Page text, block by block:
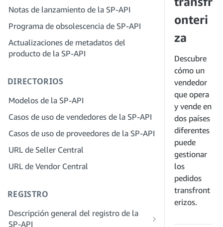
Paso 4: Registra una aplicación de
entorno aislado
Paso 5: Realiza tu primera llamada al
entorno aislado de la SP-API
autorización
Paso 7: Registra tu aplicación de
producción
Paso 9: Prueba tu aplicación
Paso 10: Incluye tu solicitud
servicios
Paso 2: Crea una cuenta en el portal de
proveedores de soluciones para tu
empresa
Paso 3: Verifica tu identidad
de tu empresa
Paso 5: Solicita roles en Seller Central
Paso 6: Invita a los empleados a tu
cuenta
Paso 7: Conéctate con los vendedores
Paso 8. Incluye tu servicio en la red de
proveedores de soluciones
Notas de lanzamiento de la SP-API
Programa de obsolescencia de SP-API
Actualizaciones de metadatos del
producto de la SP-API
DIRECTORIOS
Modelos de la SP-API
Casos de uso de vendedores de la SP-API
Casos de uso de proveedores de la SP-API
URL de Seller Central
URL de Vendor Central
REGISTRO
Descripción general del registro de la
SP-API
onteri
za
Descubre
cómo un
vendedor
que opera
y vende en
dos países
diferentes
puede
gestionar
los
pedidos
transfront
erizos.